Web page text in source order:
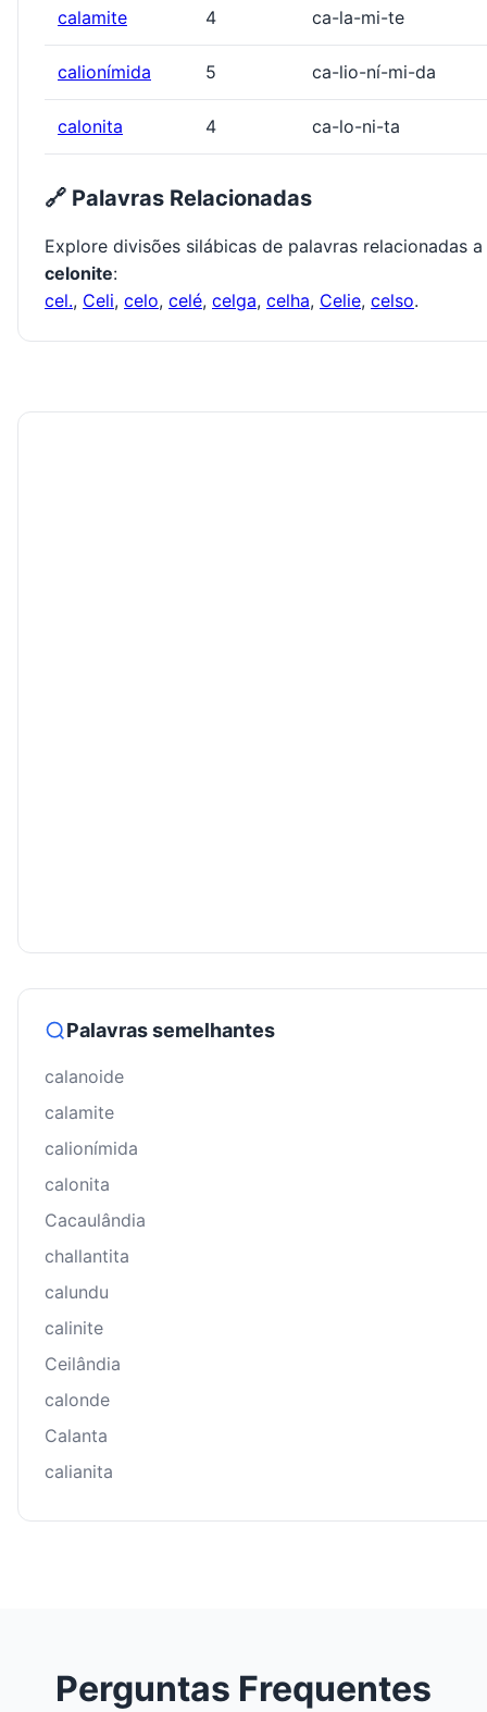
calamite 4 ca-la-mi-te
calionímida 5 ca-lio-ní-mi-da
calonita 4 ca-lo-ni-ta
🔗 Palavras Relacionadas
Explore divisões silábicas de palavras relacionadas a
celonite:
cel., Celi, celo, celé, celga, celha, Celie, celso.
Palavras semelhantes
calanoide
calamite
calionímida
calonita
Cacaulândia
challantita
calundu
calinite
Ceilândia
calonde
Calanta
calianita
Perguntas Frequentes